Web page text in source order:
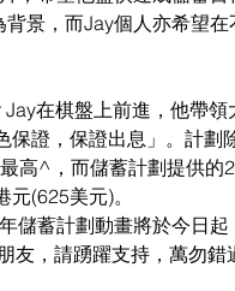
景，而Jay個人亦希望
在棋盤上前進，他帶
保證，保證出息」。計劃
高^，而儲蓄計劃提供的
(625美元)。
儲蓄計劃動畫將於今日
友，請踴躍支持，萬勿錯